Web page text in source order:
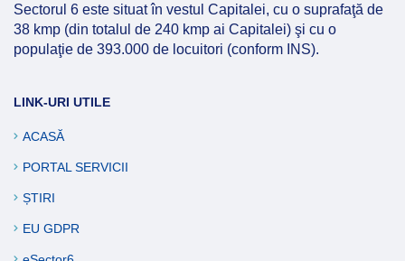
Sectorul 6 este situat în vestul Capitalei, cu o suprafaţă de
38 kmp (din totalul de 240 kmp ai Capitalei) şi cu o
populaţie de 393.000 de locuitori (conform INS).
LINK-URI UTILE
ACASĂ
PORTAL SERVICII
ȘTIRI
EU GDPR